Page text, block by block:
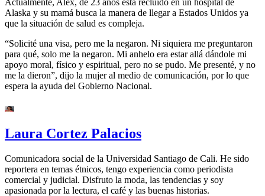
Alaska y su mamá busca la manera de llegar a Estados Unidos ya
que la situación de salud es compleja.
“Solicité una visa, pero me la negaron. Ni siquiera me preguntaron
para qué, solo me la negaron. Mi anhelo era estar allá dándole mi
apoyo moral, físico y espiritual, pero no se pudo. Me presenté, y no
me la dieron”, dijo la mujer al medio de comunicación, por lo que
espera la ayuda del Gobierno Nacional.
Laura Cortez Palacios
Comunicadora social de la Universidad Santiago de Cali. He sido
reportera en temas étnicos, tengo experiencia como periodista
comercial y judicial. Disfruto la moda, las tendencias y soy
apasionada por la lectura, el café y las buenas historias.